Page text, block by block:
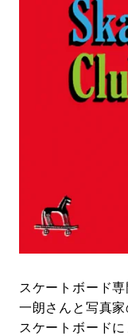
#SPORTS
スケートボード
一朗さんと写真
スケートボード